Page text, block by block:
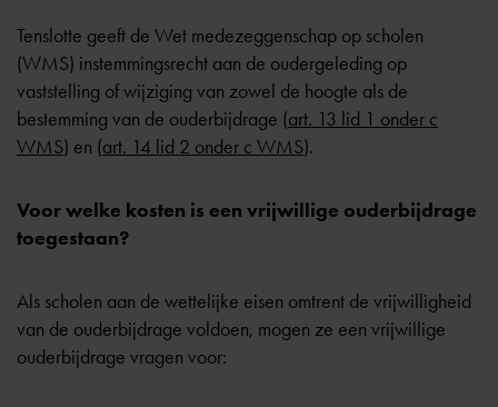
Tenslotte geeft de Wet medezeggenschap op scholen
(WMS) instemmingsrecht aan de oudergeleding op
vaststelling of wijziging van zowel de hoogte als de
bestemming van de ouderbijdrage (art. 13 lid 1 onder c
WMS) en (art. 14 lid 2 onder c WMS).
Voor welke kosten is een vrijwillige ouderbijdrage
toegestaan?
Als scholen aan de wettelijke eisen omtrent de vrijwilligheid
van de ouderbijdrage voldoen, mogen ze een vrijwillige
ouderbijdrage vragen voor: